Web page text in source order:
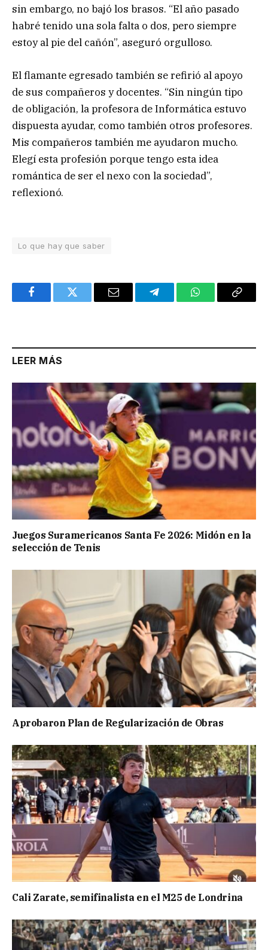
sin embargo, no bajó los brasos. “El año pasado
habré tenido una sola falta o dos, pero siempre
estoy al pie del cañón”, aseguró orgulloso.
El flamante egresado también se refirió al apoyo
de sus compañeros y docentes. “Sin ningún tipo
de obligación, la profesora de Informática estuvo
dispuesta ayudar, como también otros profesores.
Mis compañeros también me ayudaron mucho.
Elegí esta profesión porque tengo esta idea
romántica de ser el nexo con la sociedad”,
reflexionó.
Lo que hay que saber
FacebookTwitter Email TelegramWhatsAppCopy
LEER MÁS
Juegos Suramericanos Santa Fe 2026: Midón en la
selección de Tenis
Aprobaron Plan de Regularización de Obras
Cali Zarate, semifinalista en el M25 de Londrina